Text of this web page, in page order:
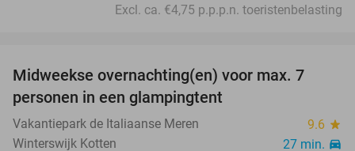
Excl. ca. €4,75 p.p.p.n. toeristenbelasting
Midweekse overnachting(en) voor max. 7
personen in een glampingtent
Vakantiepark de Italiaanse Meren 9.6 star
Winterswijk Kotten 27 min. directions_car